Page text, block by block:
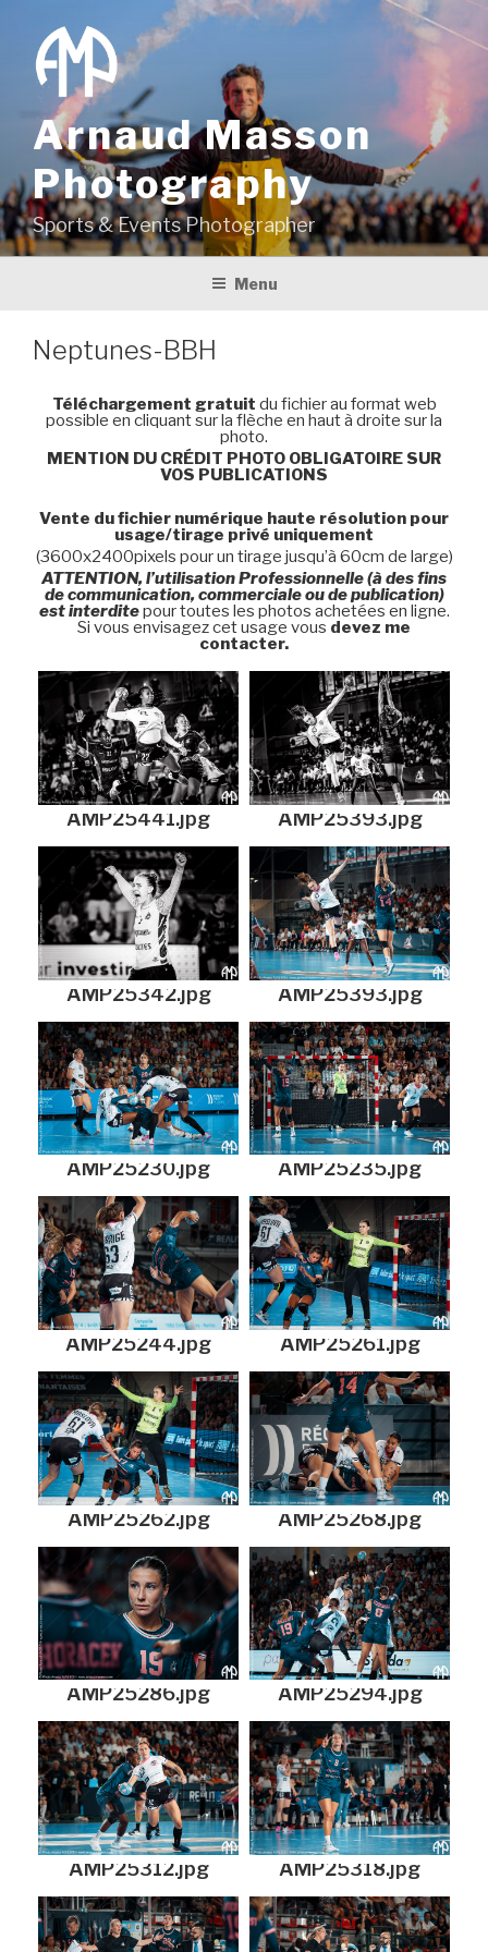
contenu
principal
Arnaud Masson
Photography
Sports & Events Photographer
Menu
Neptunes-BBH
Téléchargement gratuit du fichier au format web
possible en cliquant sur la flèche en haut à droite sur la
photo.
MENTION DU CRÉDIT PHOTO OBLIGATOIRE SUR
VOS PUBLICATIONS
Vente du fichier numérique haute résolution pour
usage/tirage privé uniquement
(3600x2400pixels pour un tirage jusqu’à 60cm de large)
ATTENTION, l’utilisation Professionnelle (à des fins
de communication, commerciale ou de publication)
est interditepour toutes les photos achetées en ligne.
Si vous envisagez cet usage vous devez me
contacter.
AMP25441.jpg AMP25393.jpg
AMP25342.jpg AMP25393.jpg
AMP25230.jpg AMP25235.jpg
AMP25244.jpg AMP25261.jpg
AMP25262.jpg AMP25268.jpg
AMP25286.jpg AMP25294.jpg
AMP25312.jpg AMP25318.jpg